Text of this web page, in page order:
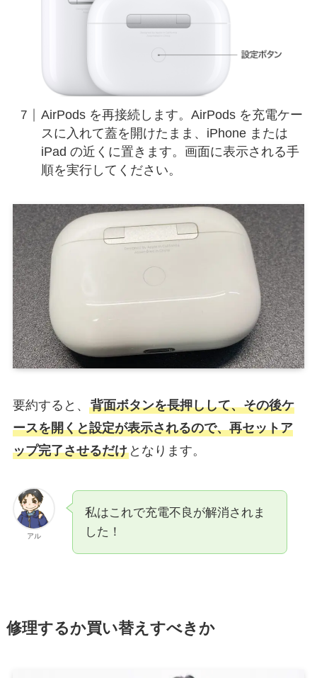
AirPods を再接続します。AirPods を充電ケー
スに入れて蓋を開けたまま、iPhone または
iPad の近くに置きます。画面に表示される手
順を実行してください。
要約すると、 背面ボタンを長押しして、その後ケ
ースを開くと設定が表示されるので、再セットア
ップ完了させるだけとなります。
アル
私はこれで充電不良が解消されま
した！
修理するか買い替えすべきか